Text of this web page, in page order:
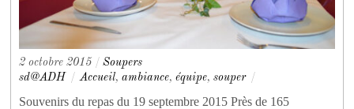
2 octobre 2015 / Soupers
sd@ADH
/ Accueil,ambiance,équipe,souper /
Souvenirs du repas du 19 septembre 2015 Près de 165